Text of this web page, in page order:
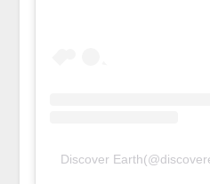
Discover